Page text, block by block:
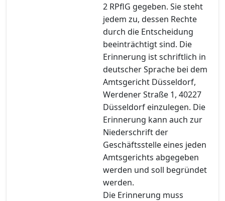
2 RPflG gegeben. Sie steht
jedem zu, dessen Rechte
durch die Entscheidung
beeinträchtigt sind. Die
Erinnerung ist schriftlich in
deutscher Sprache bei dem
Amtsgericht Düsseldorf,
Werdener Straße 1, 40227
Düsseldorf einzulegen. Die
Erinnerung kann auch zur
Niederschrift der
Geschäftsstelle eines jeden
Amtsgerichts abgegeben
werden und soll begründet
werden.
Die Erinnerung muss